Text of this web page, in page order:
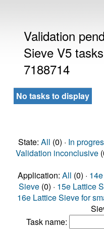
Validation
Sieve V5
7188714
No tasks to display
State: All (0) · In
Validation inconclusive
Application: All (0) ·
Sieve (0) · 15e Lattice
16e Lattice Sieve for
Task name: